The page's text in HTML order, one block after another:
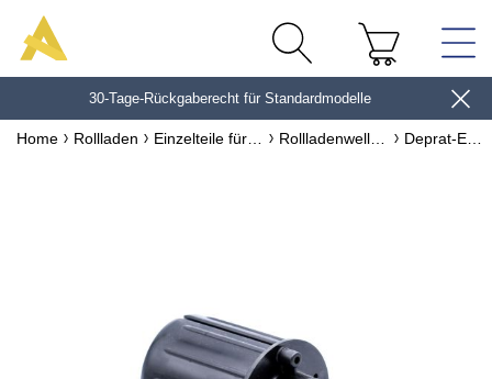
30-Tage-Rückgaberecht für Standardmodelle
Home Rollladen